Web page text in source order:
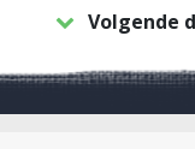
Volgende